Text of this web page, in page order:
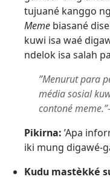
tujuané kanggo
Meme biasané
kuwi isa waé
ndelok isa salah
”Menurut para
média sosial
contoné
Pikirna: ’Apa
iki mung digawé-
Kudu mastèkké